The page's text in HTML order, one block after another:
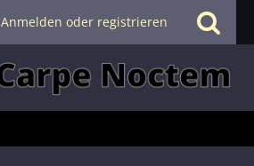
Anmelden oder registrieren